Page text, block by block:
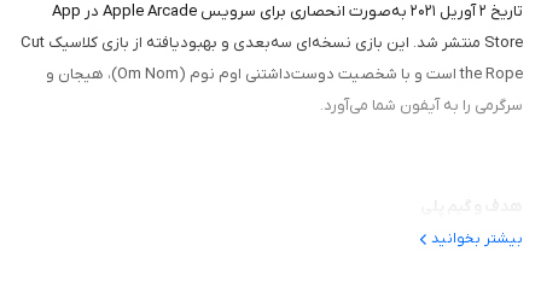
تاریخ ۲ آوریل ۲۰۲۱ به‌صورت انحصاری برای سرویس Apple Arcade در App
Store منتشر شد. این بازی نسخه‌ای سه‌بعدی و بهبودیافته از بازی کلاسیک Cut
the Rope است و با شخصیت دوست‌داشتنی اوم نوم (Om Nom)، هیجان و
سرگرمی را به آیفون شما می‌آورد.
هدف و گیم‌ پلی
بیشتر بخوانید